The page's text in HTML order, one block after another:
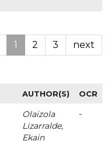
1 2 3 next
AUTHOR(S) OCR
Olaizola
Lizarralde,
Ekain
-